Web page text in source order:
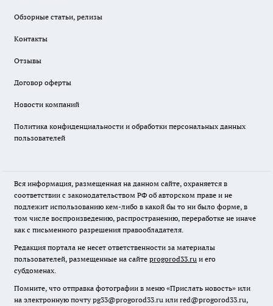
Обзорные статьи, релизы
Контакты
Отзывы
Договор оферты
Новости компаний
Политика конфиденциальности и обработки персональных данных
пользователей
Вся информация, размещенная на данном сайте, охраняется в
соответствии с законодательством РФ об авторском праве и не
подлежит использованию кем-либо в какой бы то ни было форме, в
том числе воспроизведению, распространению, переработке не иначе
как с письменного разрешения правообладателя.
Редакция портала не несет ответственности за материалы
пользователей, размещенные на сайте progorod33.ru и его
субдоменах.
Помните, что отправка фотографии в меню «Прислать новость» или
на электронную почту pg33@progorod33.ru или red@progorod33.ru,